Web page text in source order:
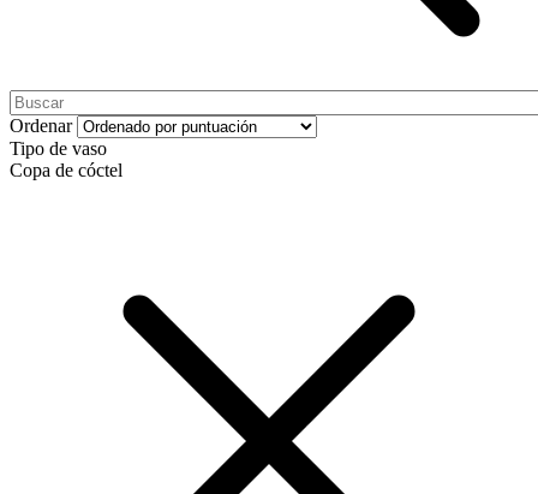
Ordenar
Tipo de vaso
Copa de cóctel